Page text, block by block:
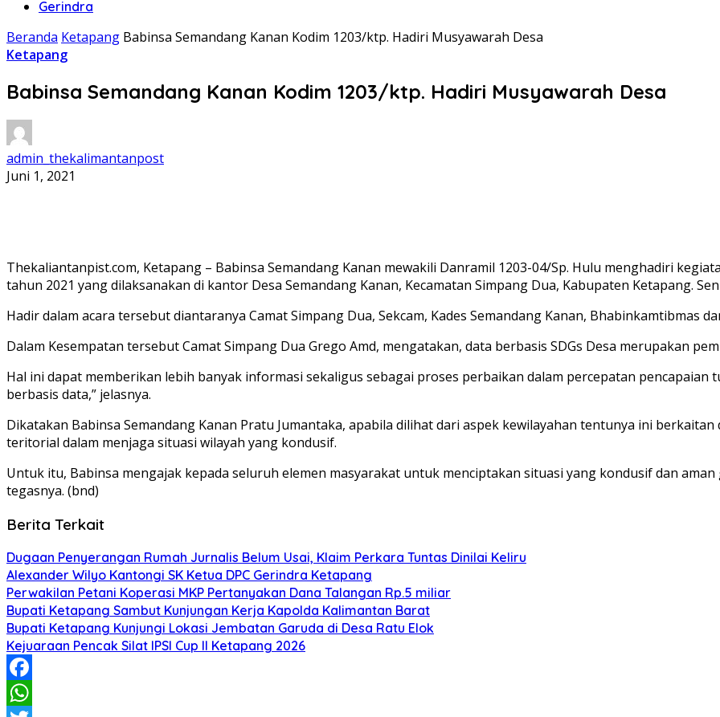
Gerindra
Beranda Ketapang Babinsa Semandang Kanan Kodim 1203/ktp. Hadiri Musyawarah Desa
Ketapang
Babinsa Semandang Kanan Kodim 1203/ktp. Hadiri Musyawarah Desa
admin_thekalimantanpost
Juni 1, 2021
Thekaliantanpist.com, Ketapang – Babinsa Semandang Kanan mewakili Danramil 1203-04/Sp. Hulu menghadiri
tahun 2021 yang dilaksanakan di kantor Desa Semandang Kanan, Kecamatan Simpang Dua, Kabupaten Ketapang.
Hadir dalam acara tersebut diantaranya Camat Simpang Dua, Sekcam, Kades Semandang Kanan, Bhabinkamtibmas
Dalam Kesempatan tersebut Camat Simpang Dua Grego Amd, mengatakan, data berbasis SDGs Desa merupakan
Hal ini dapat memberikan lebih banyak informasi sekaligus sebagai proses perbaikan dalam percepatan
berbasis data,” jelasnya.
Dikatakan Babinsa Semandang Kanan Pratu Jumantaka, apabila dilihat dari aspek kewilayahan tentunya ini
teritorial dalam menjaga situasi wilayah yang kondusif.
Untuk itu, Babinsa mengajak kepada seluruh elemen masyarakat untuk menciptakan situasi yang kondusif dan
tegasnya. (bnd)
Berita Terkait
Dugaan Penyerangan Rumah Jurnalis Belum Usai, Klaim Perkara Tuntas Dinilai Keliru
Alexander Wilyo Kantongi SK Ketua DPC Gerindra Ketapang
Perwakilan Petani Koperasi MKP Pertanyakan Dana Talangan Rp.5 miliar
Bupati Ketapang Sambut Kunjungan Kerja Kapolda Kalimantan Barat
Bupati Ketapang Kunjungi Lokasi Jembatan Garuda di Desa Ratu Elok
Kejuaraan Pencak Silat IPSI Cup II Ketapang 2026
Facebook